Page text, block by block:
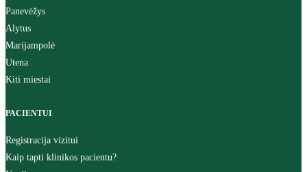
Panevėžys
Alytus
Marijampolė
Utena
Kiti miestai
PACIENTUI
Registracija vizitui
Kaip tapti klinikos pacientu?